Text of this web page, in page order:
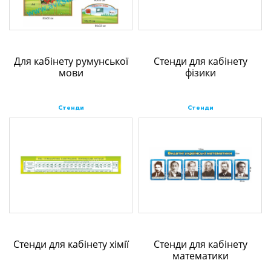
Для кабінету румунської
мови
Стенди
Стенди для кабінету
фізики
Стенди
Стенди для кабінету хімії
Стенди для кабінету
математики